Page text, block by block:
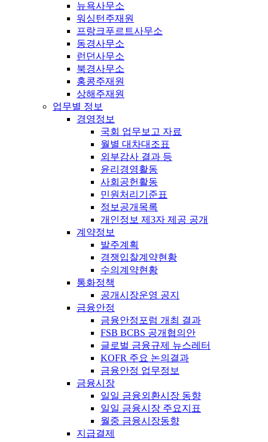
뉴욕사무소
워싱턴주재원
프랑크푸르트사무소
동경사무소
런던사무소
북경사무소
홍콩주재원
상해주재원
업무별 정보
경영정보
국회 업무보고 자료
월별 대차대조표
외부감사 결과 등
윤리경영활동
사회공헌활동
민원처리기준표
정보공개목록
개인정보 제3자 제공 공개
계약정보
발주계획
경쟁입찰계약현황
수의계약현황
통화정책
공개시장운영 공지
금융안정
금융안정포럼 개최 결과
FSB BCBS 공개협의안
글로벌 금융규제 뉴스레터
KOFR 주요 논의결과
금융안정 업무정보
금융시장
일일 금융외환시장 동향
일일 금융시장 주요지표
월중 금융시장동향
지급결제